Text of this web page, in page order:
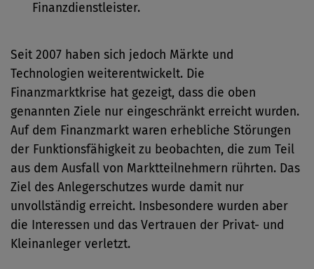
Finanzdienstleister.
Seit 2007 haben sich jedoch Märkte und
Technologien weiterentwickelt. Die
Finanzmarktkrise hat gezeigt, dass die oben
genannten Ziele nur eingeschränkt erreicht wurden.
Auf dem Finanzmarkt waren erhebliche Störungen
der Funktionsfähigkeit zu beobachten, die zum Teil
aus dem Ausfall von Marktteilnehmern rührten. Das
Ziel des Anlegerschutzes wurde damit nur
unvollständig erreicht. Insbesondere wurden aber
die Interessen und das Vertrauen der Privat- und
Kleinanleger verletzt.